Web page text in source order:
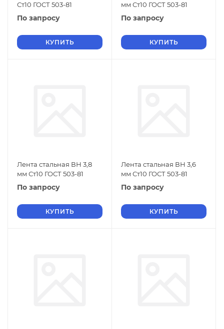
Ст10 ГОСТ 503-81
По запросу
КУПИТЬ
мм Ст10 ГОСТ 503-81
По запросу
КУПИТЬ
Лента стальная ВН 3,8
мм Ст10 ГОСТ 503-81
По запросу
КУПИТЬ
Лента стальная ВН 3,6
мм Ст10 ГОСТ 503-81
По запросу
КУПИТЬ